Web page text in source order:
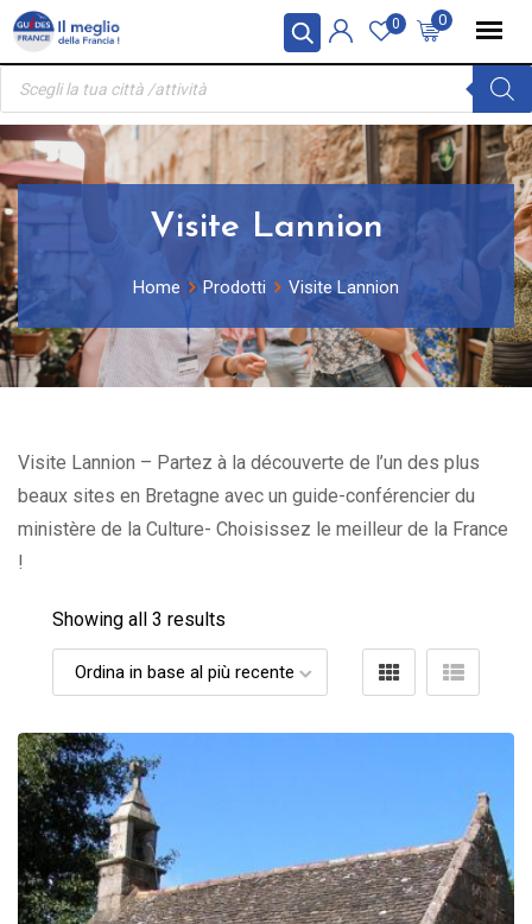
Pannello di gestione dei cookies
Skip
content
0
0
Ricerca
prodotti
Visite Lannion
Home Prodotti Visite Lannion
Visite Lannion – Partez à la découverte de l’un des plus
beaux sites en Bretagne avec un guide-conférencier du
ministère de la Culture- Choisissez le meilleur de la France
!
Showing all 3 results